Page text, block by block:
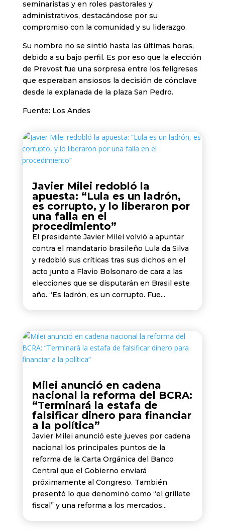
seminaristas y en roles pastorales y
administrativos, destacándose por su
compromiso con la comunidad y su liderazgo.
Su nombre no se sintió hasta las últimas horas,
debido a su bajo perfil. Es por eso que la elección
de Prevost fue una sorpresa entre los feligreses
que esperaban ansiosos la decisión de cónclave
desde la explanada de la plaza San Pedro.
Fuente: Los Andes
Javier Milei redobló la
apuesta: “Lula es un ladrón,
es corrupto, y lo liberaron por
una falla en el
procedimiento”
El presidente Javier Milei volvió a apuntar
contra el mandatario brasileño Lula da Silva
y redobló sus críticas tras sus dichos en el
acto junto a Flavio Bolsonaro de cara a las
elecciones que se disputarán en Brasil este
año. “Es ladrón, es un corrupto. Fue...
Milei anunció en cadena
nacional la reforma del BCRA:
“Terminará la estafa de
falsificar dinero para financiar
a la política”
Javier Milei anunció este jueves por cadena
nacional los principales puntos de la
reforma de la Carta Orgánica del Banco
Central que el Gobierno enviará
próximamente al Congreso. También
presentó lo que denominó como “el grillete
fiscal” y una reforma a los mercados...